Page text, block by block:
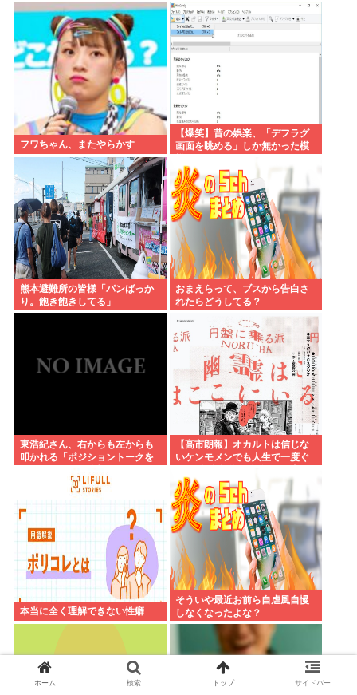
フワちゃん、またやらかす
【爆笑】昔の娯楽、「デフラグ
画面を眺める」しか無かった模
熊本避難所の皆様「パンばっか
り。飽き飽きしてる」
おまえらって、ブスから告白さ
れたらどうしてる？
東浩紀さん、右からも左からも
叩かれる「ポジショントークを
擁護されるwww
【高市朗報】オカルトは信じな
いケンモメンでも人生で一度ぐ
るんだろ？？
本当に全く理解できない性癖
そういや最近お前ら自虐風自慢
しなくなったよな？
ホーム 検索 トップ サイドバー